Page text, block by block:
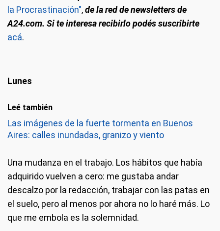
la Procrastinación",de la red de newsletters de
A24.com. Si te interesa recibirlo podés suscribirte
acá.
Lunes
Leé también
Las imágenes de la fuerte tormenta en Buenos
Aires: calles inundadas, granizo y viento
Una mudanza en el trabajo. Los hábitos que había
adquirido vuelven a cero: me gustaba andar
descalzo por la redacción, trabajar con las patas en
el suelo, pero al menos por ahora no lo haré más. Lo
que me embola es la solemnidad.